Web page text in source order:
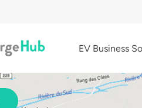
EV Business